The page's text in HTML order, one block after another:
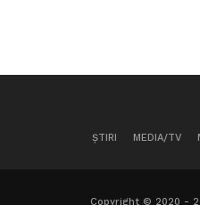
ȘTIRI MEDIA/TV
Copyright © 2020 -